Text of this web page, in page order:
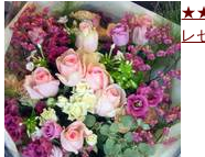
★★
レ